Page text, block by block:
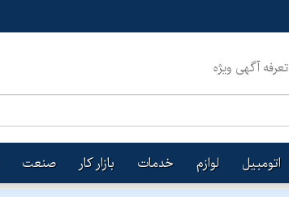
تعرفه آگهی ویژه
اتومبیل لوازم خدمات بازار کار صنعت